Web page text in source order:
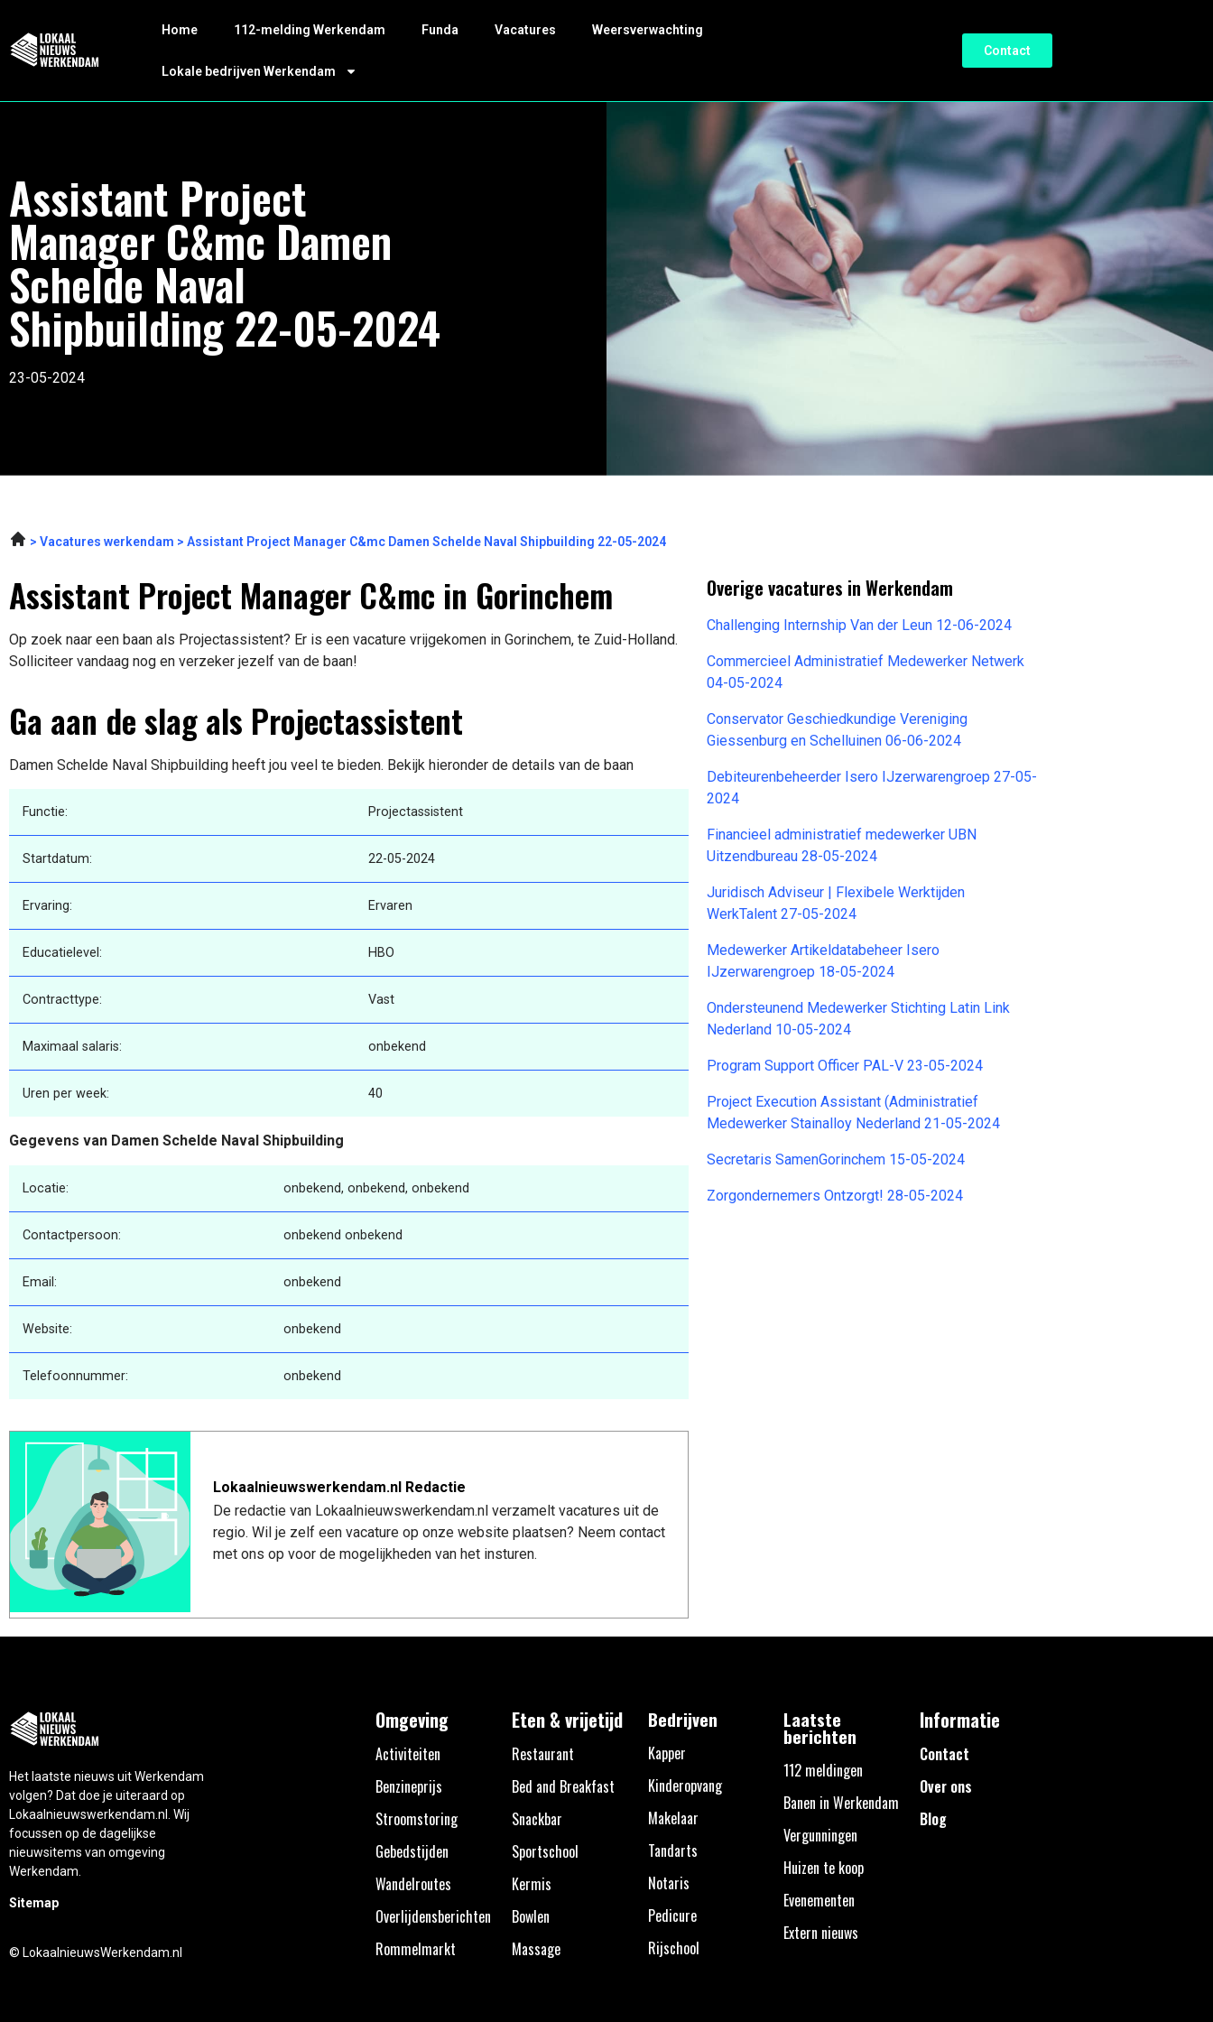
Home 112-melding Werkendam Funda Vacatures Weersverwachting
Lokale bedrijven Werkendam
Contact
Assistant Project
Manager C&mc Damen
Schelde Naval
Shipbuilding 22-05-2024
23-05-2024
Vacatures werkendam Assistant Project Manager C&mc Damen Schelde Naval Shipbuilding 22-05-2024
Assistant Project Manager C&mc in Gorinchem
Op zoek naar een baan als Projectassistent? Er is een vacature vrijgekomen in Gorinchem, te Zuid-Holland.
Solliciteer vandaag nog en verzeker jezelf van de baan!
Ga aan de slag als Projectassistent
Damen Schelde Naval Shipbuilding heeft jou veel te bieden. Bekijk hieronder de details van de baan
Functie: Projectassistent
Startdatum: 22-05-2024
Ervaring: Ervaren
Educatielevel: HBO
Contracttype: Vast
Maximaal salaris: onbekend
Uren per week: 40
Gegevens van Damen Schelde Naval Shipbuilding
Locatie: onbekend, onbekend, onbekend
Contactpersoon: onbekend onbekend
Email: onbekend
Website: onbekend
Telefoonnummer: onbekend
Lokaalnieuwswerkendam.nl Redactie
De redactie van Lokaalnieuwswerkendam.nl verzamelt vacatures uit de
regio. Wil je zelf een vacature op onze website plaatsen? Neem contact
met ons op voor de mogelijkheden van het insturen.
Overige vacatures in Werkendam
Challenging Internship Van der Leun 12-06-2024
Commercieel Administratief Medewerker Netwerk
04-05-2024
Conservator Geschiedkundige Vereniging
Giessenburg en Schelluinen 06-06-2024
Debiteurenbeheerder Isero IJzerwarengroep 27-05-
2024
Financieel administratief medewerker UBN
Uitzendbureau 28-05-2024
Juridisch Adviseur | Flexibele Werktijden
WerkTalent 27-05-2024
Medewerker Artikeldatabeheer Isero
IJzerwarengroep 18-05-2024
Ondersteunend Medewerker Stichting Latin Link
Nederland 10-05-2024
Program Support Officer PAL-V 23-05-2024
Project Execution Assistant (Administratief
Medewerker Stainalloy Nederland 21-05-2024
Secretaris SamenGorinchem 15-05-2024
Zorgondernemers Ontzorgt! 28-05-2024
Het laatste nieuws uit Werkendam
volgen? Dat doe je uiteraard op
Lokaalnieuwswerkendam.nl. Wij
focussen op de dagelijkse
nieuwsitems van omgeving
Werkendam.
Sitemap
© LokaalnieuwsWerkendam.nl
Omgeving
Activiteiten
Benzineprijs
Stroomstoring
Gebedstijden
Wandelroutes
Overlijdensberichten
Rommelmarkt
Eten & vrijetijd
Restaurant
Bed and Breakfast
Snackbar
Sportschool
Kermis
Bowlen
Massage
Bedrijven
Kapper
Kinderopvang
Makelaar
Tandarts
Notaris
Pedicure
Rijschool
Laatste
berichten
112 meldingen
Banen in Werkendam
Vergunningen
Huizen te koop
Evenementen
Extern nieuws
Informatie
Contact
Over ons
Blog